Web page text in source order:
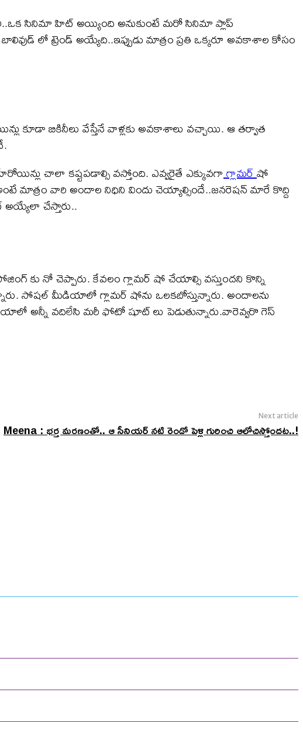
సినిమా హిట్ అయ్యింది అనుకుంటే మరో సినిమా ప్లాప్
లో ట్రెండ్ అయ్యేది..ఇప్పుడు మాత్రం ప్రతి ఒక్కరూ అవకాశాల కోసం
బికినీలు వేస్తేనే వాళ్లకు అవకాశాలు వచ్చాయి. ఆ తర్వాత
చాలా కష్టపడాల్సి వస్తోంది. ఎవ్వరైతే ఎక్కువగాగ్లామర్షో
మాత్రం వారి అందాల నిధిని విందు చెయ్యాల్సిందే..జనరెషన్ మారే కొద్ది
చేస్తారు..
కు నో చెప్పారు. కేవలం గ్లామర్ షో చేయాల్సి వస్తుందని కొన్ని
సోషల్ మీడియాలో గ్లామర్ షోను ఒలకబోస్తున్నారు. అందాలను
అన్నీ వదిలేసి మరీ ఫోటో షూట్ లు పెడుతున్నారు.వారెవ్వరొ గెస్
Next article
Meena : భర్త మరణంతో.. ఆ సీనియర్ నటి రెండో పెళ్లి గురించి ఆలోచిస్తోందట..!